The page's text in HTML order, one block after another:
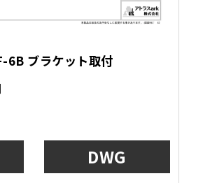
ブラケット取付
DWG